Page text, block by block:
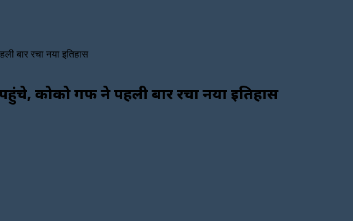
बार रचा नया इतिहास
कोको गफ ने पहली बार रचा नया इतिहास